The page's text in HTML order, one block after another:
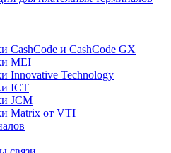
CashCode и CashCode GX
MEI
Innovative Technology
ICT
JCM
Matrix от VTI